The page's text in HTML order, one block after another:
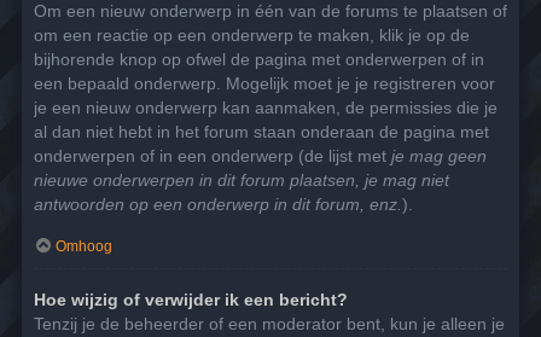
Om een nieuw onderwerp in één van de forums te plaatsen of
om een reactie op een onderwerp te maken, klik je op de
bijhorende knop op ofwel de pagina met onderwerpen of in
een bepaald onderwerp. Mogelijk moet je je registreren voor
je een nieuw onderwerp kan aanmaken, de permissies die je
al dan niet hebt in het forum staan onderaan de pagina met
onderwerpen of in een onderwerp (de lijst met je mag geen
nieuwe onderwerpen in dit forum plaatsen, je mag niet
antwoorden op een onderwerp in dit forum, enz. ).
Omhoog
Hoe wijzig of verwijder ik een bericht?
Tenzij je de beheerder of een moderator bent, kun je alleen je